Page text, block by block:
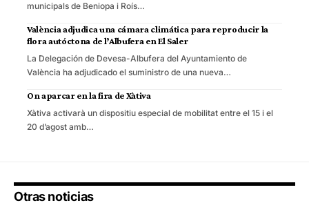
municipals de Beniopa i Roís…
València adjudica una cámara climática para reproducir la
flora autóctona de l’Albufera en El Saler
La Delegación de Devesa-Albufera del Ayuntamiento de
València ha adjudicado el suministro de una nueva…
On aparcar en la fira de Xàtiva
Xàtiva activarà un dispositiu especial de mobilitat entre el 15 i el
20 d’agost amb…
Otras noticias